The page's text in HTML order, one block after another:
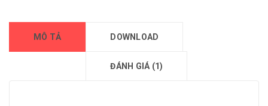
MÔ TẢ DOWNLOAD
ĐÁNH GIÁ (1)